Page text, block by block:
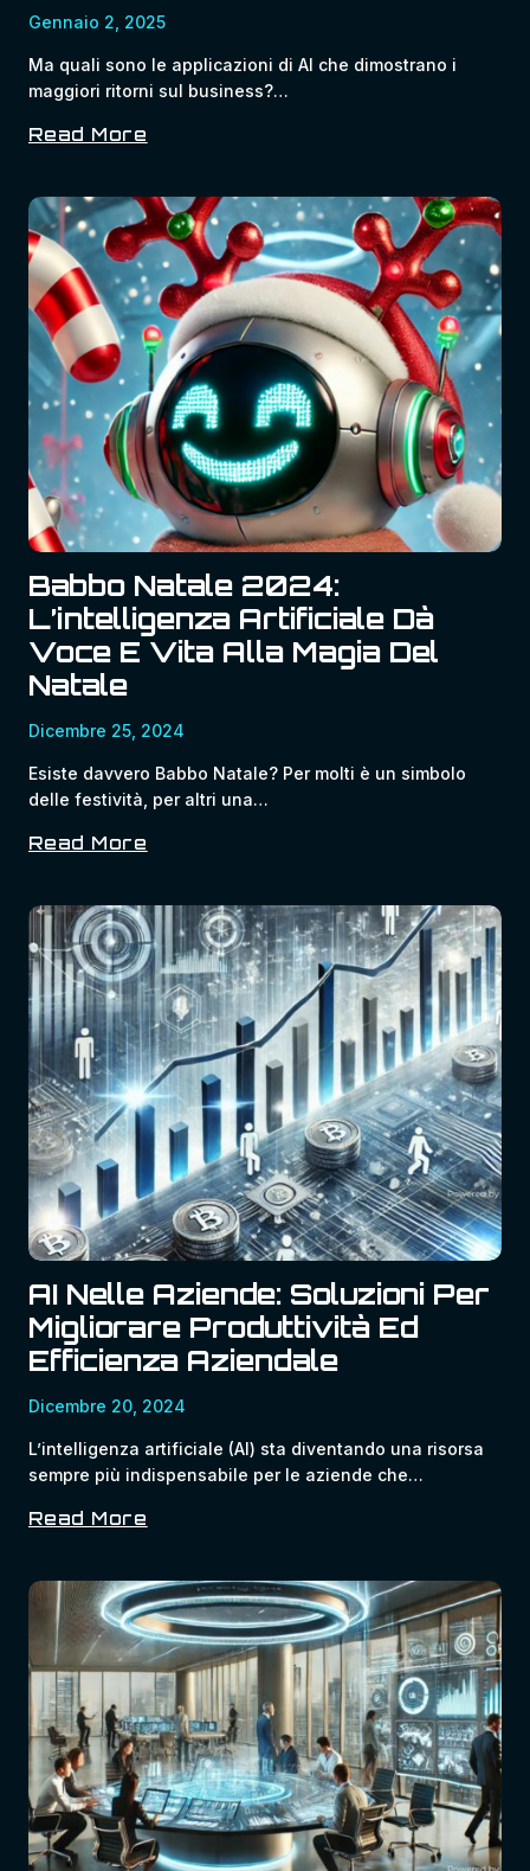
Gennaio 2, 2025
Ma quali sono le applicazioni di AI che dimostrano i
maggiori ritorni sul business?…
Read More
Ritorno
Di
Business
Babbo Natale 2024:
L’intelligenza Artificiale Dà
Voce E Vita Alla Magia Del
Natale
Dicembre 25, 2024
Esiste davvero Babbo Natale? Per molti è un simbolo
delle festività, per altri una…
Read More
2024:
L’intelligenza
Artificiale
Dà
Voce
E
Vita
Alla
Magia
Del
Natale
AI Nelle Aziende: Soluzioni Per
Migliorare Produttività Ed
Efficienza Aziendale
Dicembre 20, 2024
L’intelligenza artificiale (AI) sta diventando una risorsa
sempre più indispensabile per le aziende che…
Read More
Aziende:
Soluzioni
Per
Migliorare
Produttività
Ed
Efficienza
Aziendale